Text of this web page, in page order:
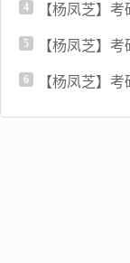
4 【杨凤芝】
5 【杨凤芝】
6 【杨凤芝】